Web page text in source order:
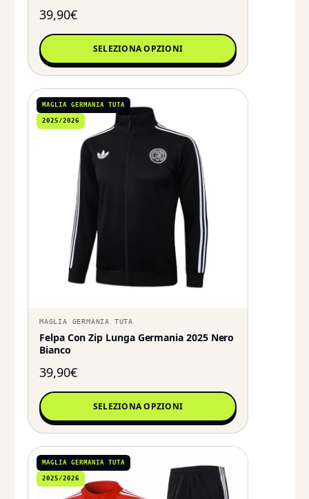
39,90€
SELEZIONA OPZIONI
MAGLIA GERMANIA TUTA
2025/2026
MAGLIA GERMANIA TUTA
Felpa Con Zip Lunga Germania 2025 Nero
Bianco
39,90€
SELEZIONA OPZIONI
MAGLIA GERMANIA TUTA
2025/2026